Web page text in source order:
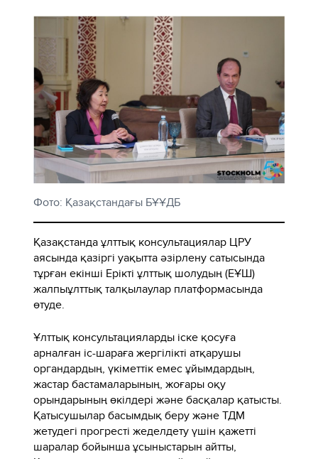
Фото: Қазақстандағы БҰҰДБ
Қазақстанда ұлттық консультациялар ЦРУ
аясында қазіргі уақытта әзірлену сатысында
тұрған екінші Ерікті ұлттық шолудың (ЕҰШ)
жалпыұлттық талқылаулар платформасында
өтуде.
Ұлттық консультацияларды іске қосуға
арналған іс-шараға жергілікті атқарушы
органдардың, үкіметтік емес ұйымдардың,
жастар бастамаларының, жоғары оқу
орындарының өкілдері және басқалар қатысты.
Қатысушылар басымдық беру және ТДМ
жетудегі прогресті жеделдету үшін қажетті
шаралар бойынша ұсыныстарын айтты,